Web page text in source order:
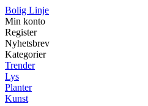
Bolig Linje
Min konto
Register
Nyhetsbrev
Kategorier
Trender
Lys
Planter
Kunst